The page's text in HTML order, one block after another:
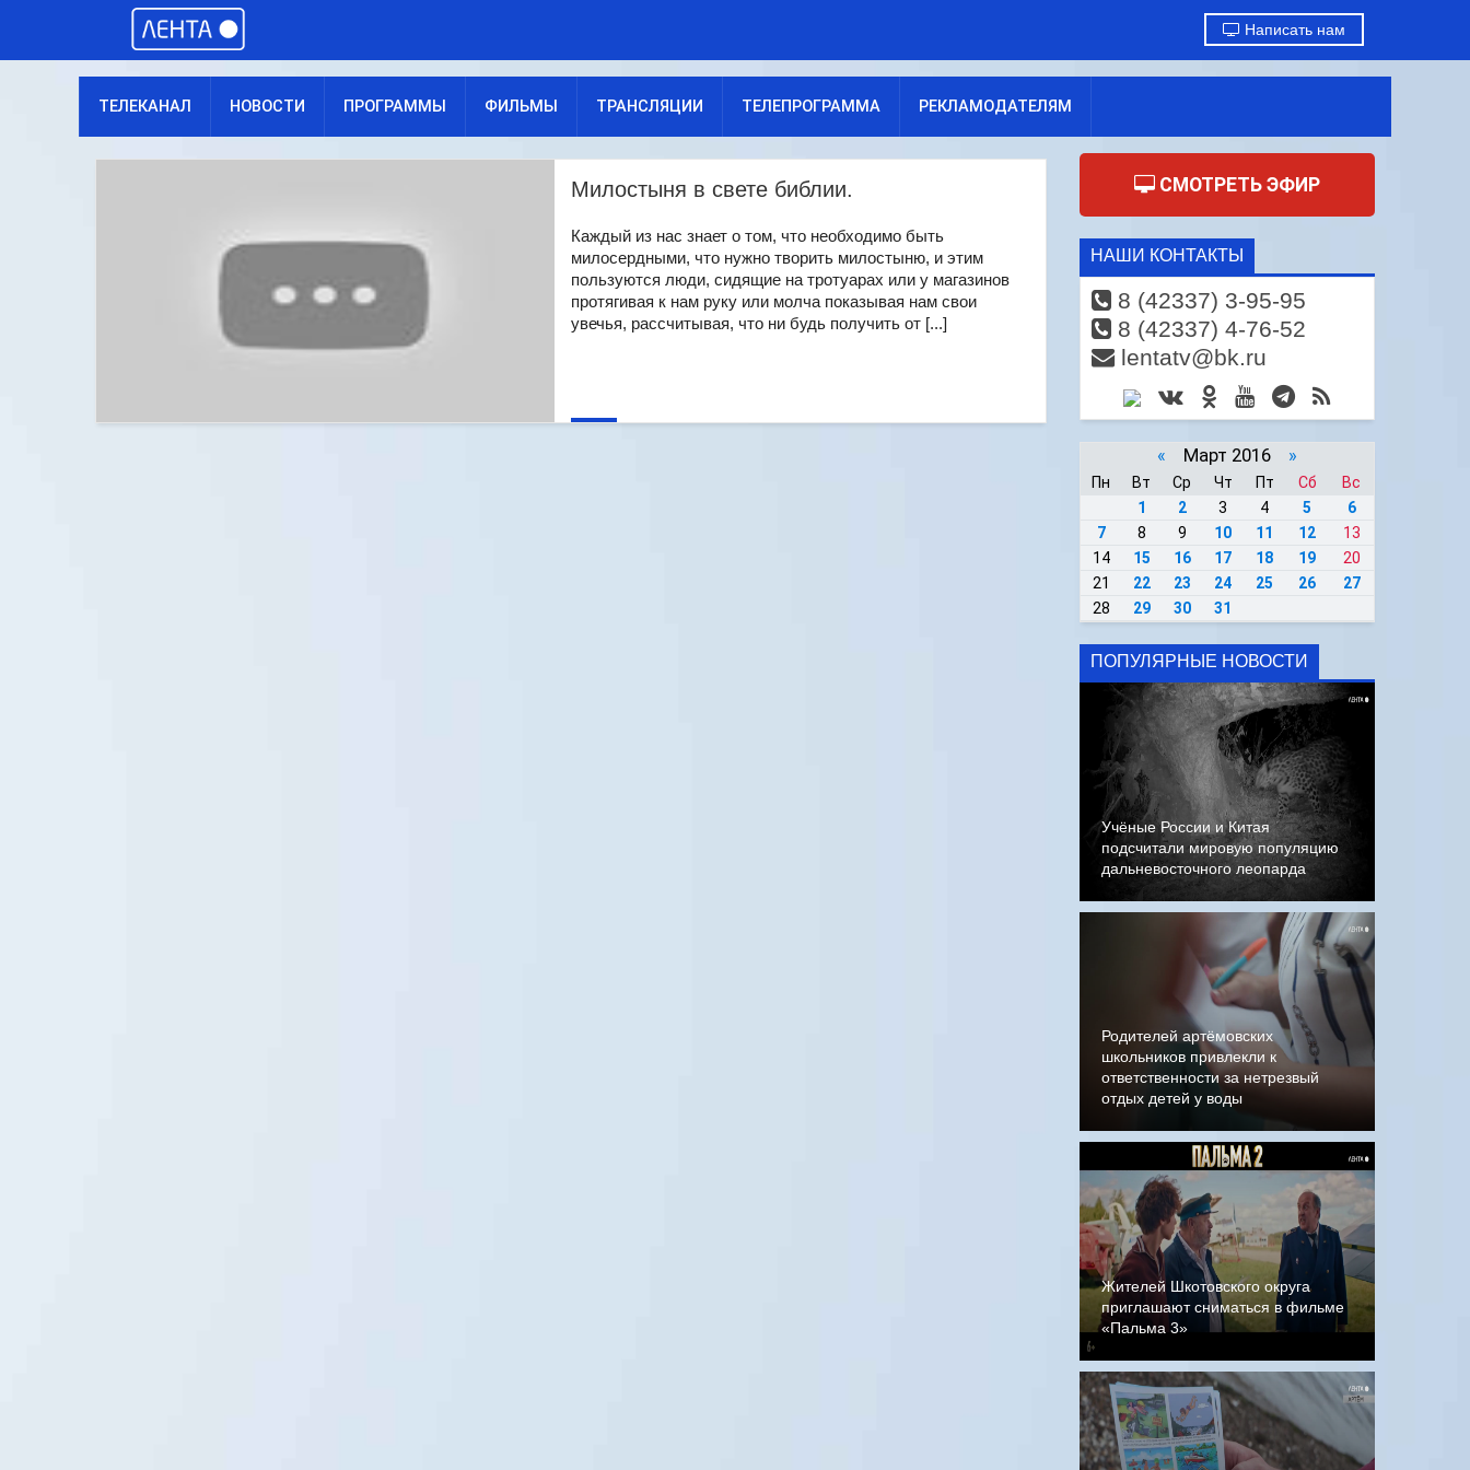
Написать нам
ТЕЛЕКАНАЛ НОВОСТИ ПРОГРАММЫ ФИЛЬМЫ ТРАНСЛЯЦИИ ТЕЛЕПРОГРАММА РЕКЛАМОДАТЕЛЯМ
Милостыня в свете библии.
Каждый из нас знает о том, что необходимо быть
милосердными, что нужно творить милостыню, и этим
пользуются люди, сидящие на тротуарах или у магазинов
протягивая к нам руку или молча показывая нам свои
увечья, рассчитывая, что ни будь получить от [...]
СМОТРЕТЬ ЭФИР
НАШИ КОНТАКТЫ
8 (42337) 3-95-95
8 (42337) 4-76-52
lentatv@bk.ru
« Март 2016 »
Пн Вт Ср Чт Пт Сб
Вс
1
2 3 4 5
6
7
8 9 10 11 12
13
14
15 16 17 18 19
20
21
22 23 24 25 26
27
28
29 30 31
ПОПУЛЯРНЫЕ НОВОСТИ
Учёные России и Китая
подсчитали мировую популяцию
дальневосточного леопарда
Родителей артёмовских
школьников привлекли к
ответственности за нетрезвый
отдых детей у воды
Жителей Шкотовского округа
приглашают сниматься в фильме
«Пальма 3»